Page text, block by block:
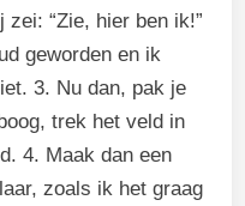
“Zie, hier ben ik!”
geworden en ik
3. Nu dan, pak je
trek het veld in
4. Maak dan een
zoals ik het graag